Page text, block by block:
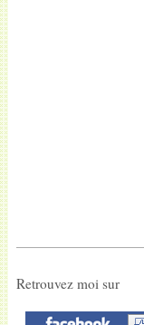
Retrouvez moi sur